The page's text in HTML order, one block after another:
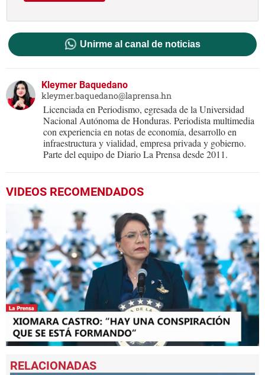
Unirme al canal de noticias
Kleymer Baquedano
kleymer.baquedano@laprensa.hn
Licenciada en Periodismo, egresada de la Universidad
Nacional Autónoma de Honduras. Periodista multimedia
con experiencia en notas de economía, desarrollo en
infraestructura y vialidad, empresa privada y gobierno.
Parte del equipo de Diario La Prensa desde 2011.
VIDEOS RECOMENDADOS
seconds
of